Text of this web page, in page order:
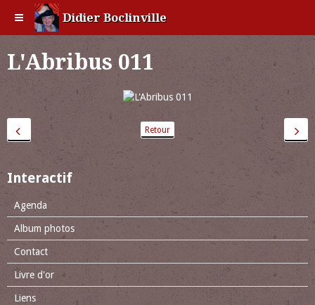
Didier Boclinville
L'Abribus 011
Retour
Interactif
Agenda
Album photos
Contact
Livre d'or
Liens